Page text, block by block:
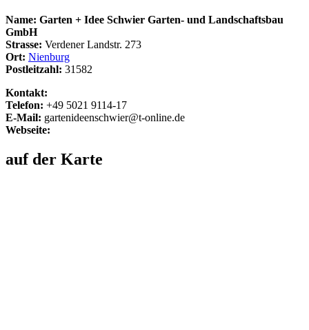
Name: Garten + Idee Schwier Garten- und Landschaftsbau
GmbH
Strasse: Verdener Landstr. 273
Ort: Nienburg
Postleitzahl: 31582
Kontakt:
Telefon: +49 5021 9114-17
E-Mail: gartenideenschwier@t-online.de
Webseite:
auf der Karte